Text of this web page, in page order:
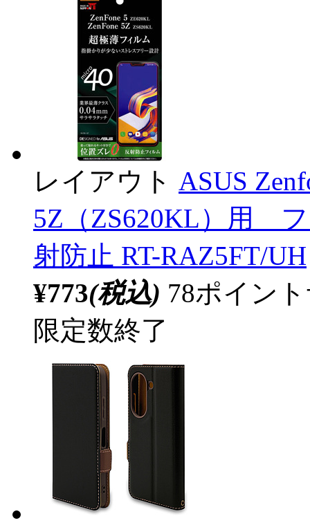
レイアウト ASUS
5Z（ZS620KL）用
射防止 RT-RAZ5FT/UH
¥773(税込) 78ポイン
限定数終了